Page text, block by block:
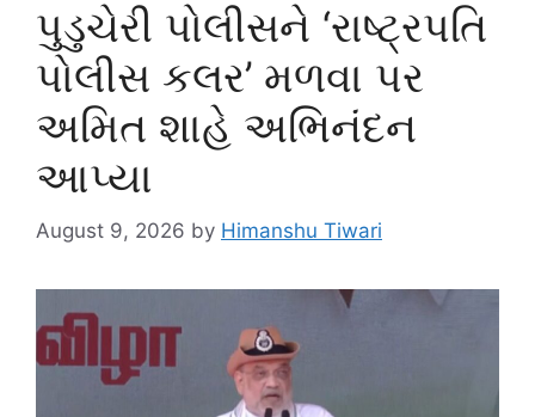
પુડુચેરી પોલીસને ‘રાષ્ટ્રપતિ
પોલીસ કલર’ મળવા પર
અમિત શાહે અભિનંદન
આપ્યા
August 9, 2026 by Himanshu Tiwari